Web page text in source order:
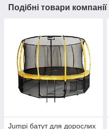
Подібні товари компанії
Jumpi батут для дорослих